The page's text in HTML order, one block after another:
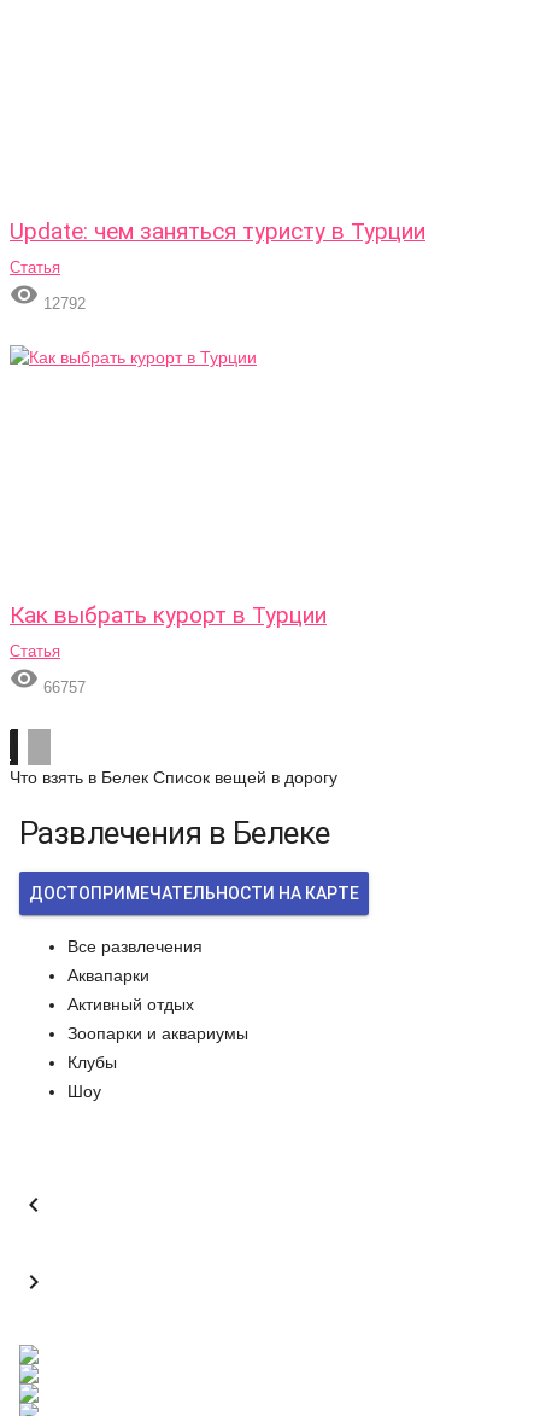
Update: чем заняться туристу в Турции
Статья
 12792
Как выбрать курорт в Турции
Статья
 66757
Что взять в Белек Список вещей в дорогу
Развлечения в Белеке
ДОСТОПРИМЕЧАТЕЛЬНОСТИ НА КАРТЕ
Все развлечения
Аквапарки
Активный отдых
Зоопарки и аквариумы
Клубы
Шоу

